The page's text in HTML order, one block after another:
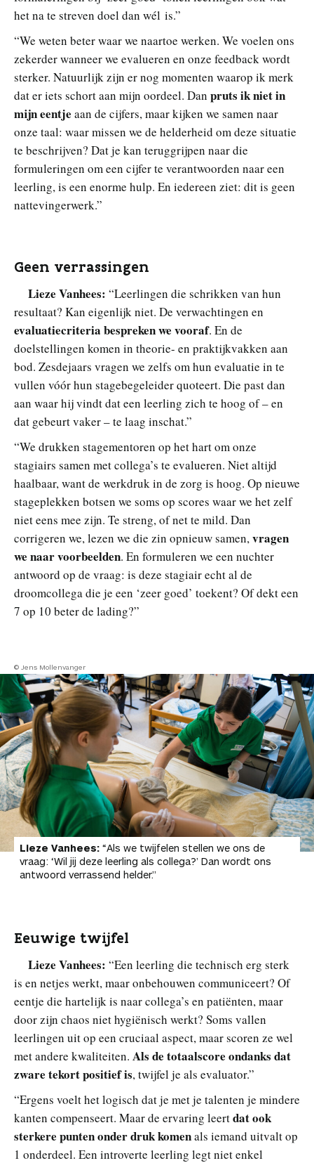
het na te streven doel dan wél is.”
“We weten beter waar we naartoe werken. We voelen ons
zekerder wanneer we evalueren en onze feedback wordt
sterker. Natuurlijk zijn er nog momenten waarop ik merk
dat er iets schort aan mijn oordeel. Dan pruts ik niet in
mijn eentje aan de cijfers, maar kijken we samen naar
onze taal: waar missen we de helderheid om deze situatie
te beschrijven? Dat je kan teruggrijpen naar die
formuleringen om een cijfer te verantwoorden naar een
leerling, is een enorme hulp. En iedereen ziet: dit is geen
nattevingerwerk.”
Geen verrassingen
Lieze Vanhees: “Leerlingen die schrikken van hun
resultaat? Kan eigenlijk niet. De verwachtingen en
evaluatiecriteria bespreken we vooraf. En de
doelstellingen komen in theorie- en praktijkvakken aan
bod. Zesdejaars vragen we zelfs om hun evaluatie in te
vullen vóór hun stagebegeleider quoteert. Die past dan
aan waar hij vindt dat een leerling zich te hoog of – en
dat gebeurt vaker – te laag inschat.”
“We drukken stagementoren op het hart om onze
stagiairs samen met collega’s te evalueren. Niet altijd
haalbaar, want de werkdruk in de zorg is hoog. Op nieuwe
stageplekken botsen we soms op scores waar we het zelf
niet eens mee zijn. Te streng, of net te mild. Dan
corrigeren we, lezen we die zin opnieuw samen,vragen
we naar voorbeelden. En formuleren we een nuchter
antwoord op de vraag: is deze stagiair echt al de
droomcollega die je een ‘zeer goed’ toekent? Of dekt een
7 op 10 beter de lading?”
© Jens Mollenvanger
Lieze Vanhees: “Als we twijfelen stellen we ons de
vraag: ‘Wil jij deze leerling als collega?’ Dan wordt ons
antwoord verrassend helder.”
Eeuwige twijfel
Lieze Vanhees: “Een leerling die technisch erg sterk
is en netjes werkt, maar onbehouwen communiceert? Of
eentje die hartelijk is naar collega’s en patiënten, maar
door zijn chaos niet hygiënisch werkt? Soms vallen
leerlingen uit op een cruciaal aspect, maar scoren ze wel
met andere kwaliteiten. Als de totaalscore ondanks dat
zware tekort positief is, twijfel je als evaluator.”
“Ergens voelt het logisch dat je met je talenten je mindere
kanten compenseert. Maar de ervaring leertdat ook
sterkere punten onder druk komenals iemand uitvalt op
1 onderdeel. Een introverte leerling legt niet enkel